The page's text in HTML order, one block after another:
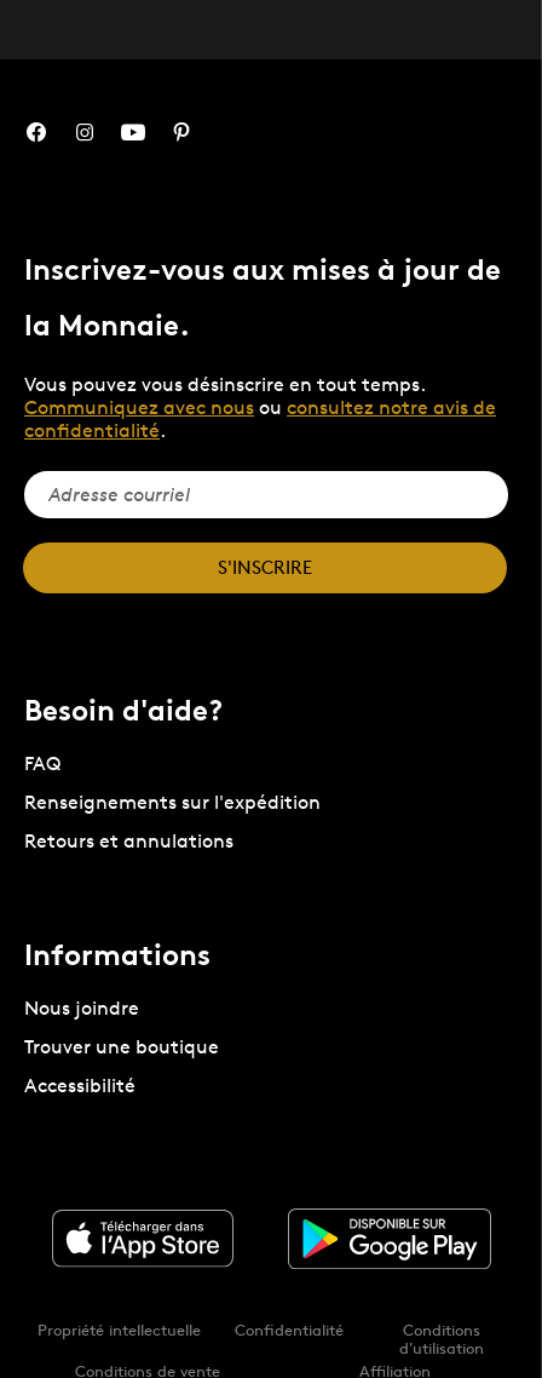
Inscrivez-vous aux mises à jour de
la Monnaie.
Vous pouvez vous désinscrire en tout temps.
Communiquez avec nous ou consultez notre avis de
confidentialité.
S'INSCRIRE
Besoin d'aide?
FAQ
Renseignements sur l'expédition
Retours et annulations
Informations
Nous joindre
Trouver une boutique
Accessibilité
Propriété intellectuelle Confidentialité
Conditions
d'utilisation
Conditions de vente
Affiliation